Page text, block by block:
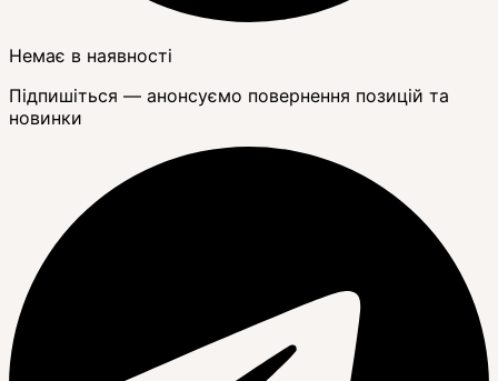
Немає в наявності
Підпишіться — анонсуємо повернення позицій та
новинки